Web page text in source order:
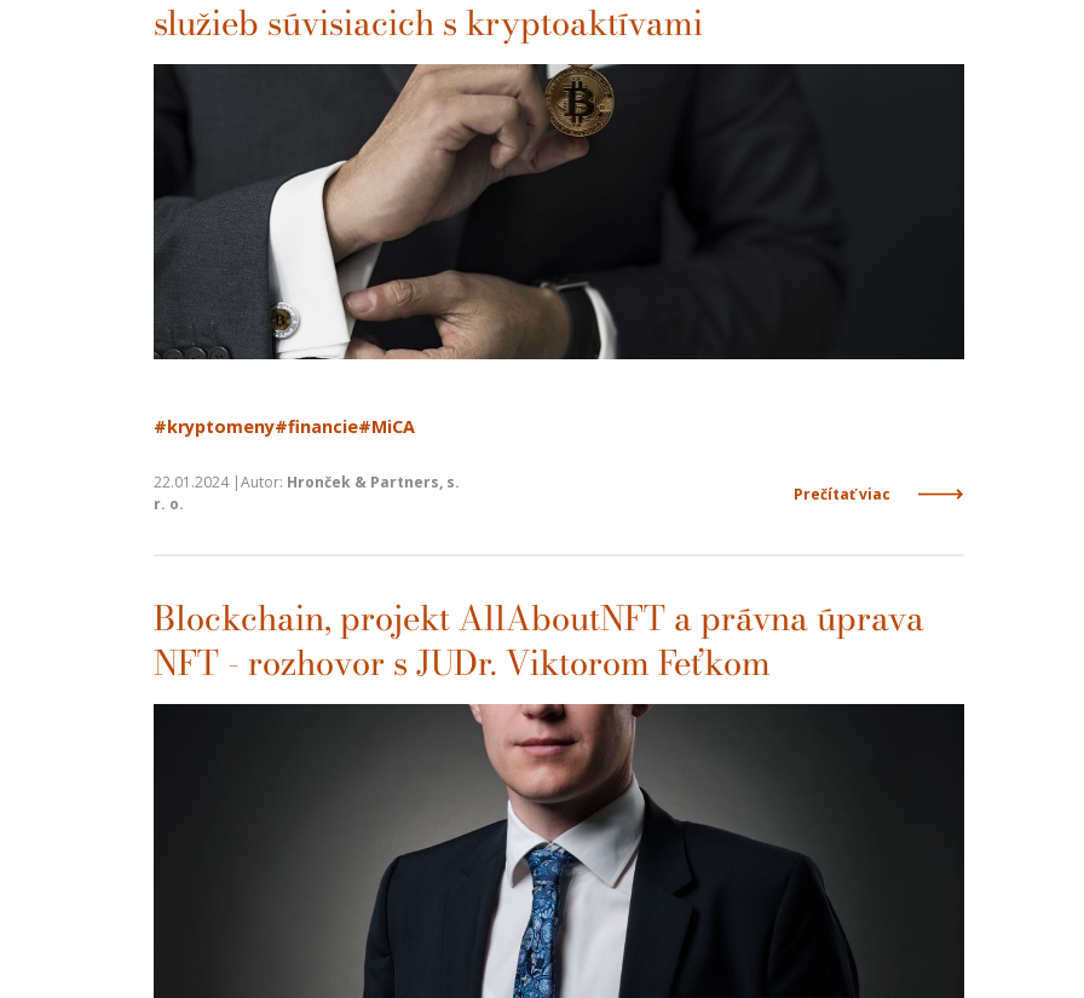
služieb súvisiacich s kryptoaktívami
#kryptomeny#financie#MiCA
22.01.2024 |Autor: Hronček & Partners, s.
r. o.
Prečítať viac
Blockchain, projekt AllAboutNFT a právna úprava
NFT - rozhovor s JUDr. Viktorom Feťkom